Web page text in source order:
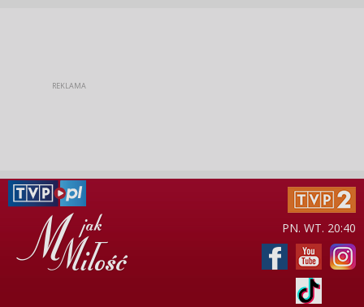
PN. WT. 20:40